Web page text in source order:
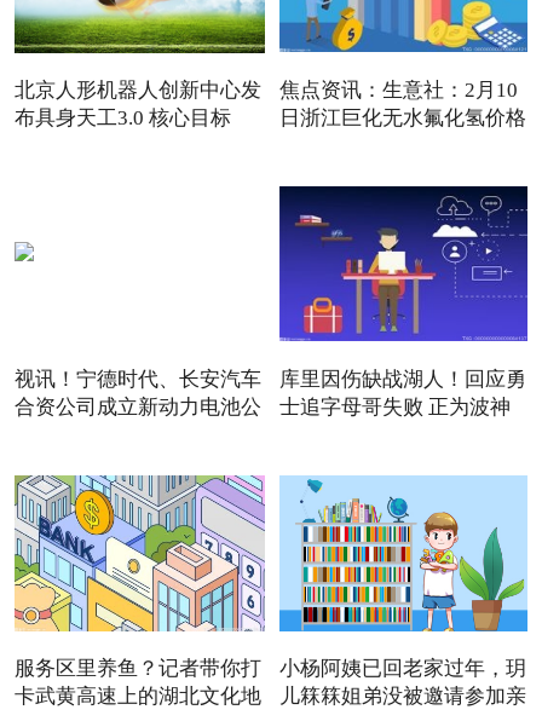
北京人形机器人创新中心发
布具身天工3.0 核心目标
焦点资讯：生意社：2月10
日浙江巨化无水氟化氢价格
视讯！宁德时代、长安汽车
合资公司成立新动力电池公
库里因伤缺战湖人！回应勇
士追字母哥失败 正为波神
服务区里养鱼？记者带你打
卡武黄高速上的湖北文化地
小杨阿姨已回老家过年，玥
儿箖箖姐弟没被邀请参加亲